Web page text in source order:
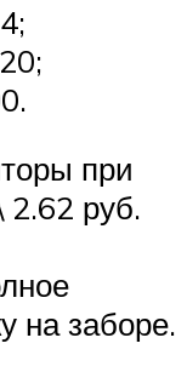
при
2.62 руб.
на заборе.